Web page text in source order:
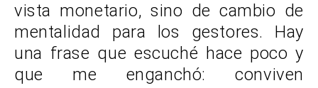
vista monetario, sino de cambio de
mentalidad para los gestores. Hay
una frase que escuché hace poco y
que me enganchó: conviven